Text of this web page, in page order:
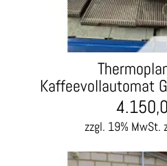
Kaffeevollautomat
zzgl. 19% MwSt.